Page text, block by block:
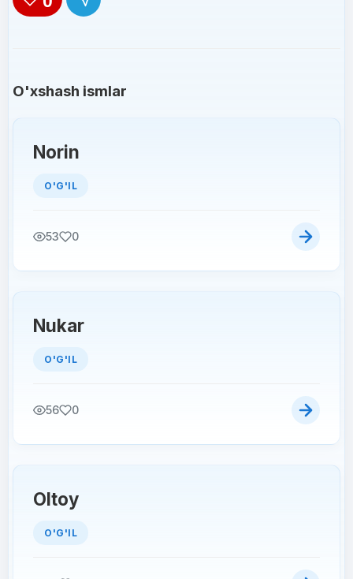
O'xshash ismlar
Norin
O'G'IL
53 0
Nukar
O'G'IL
56 0
Oltoy
O'G'IL